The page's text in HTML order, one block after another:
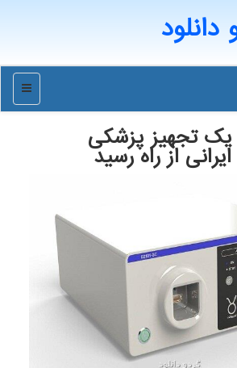
دانلود
منو
یک تجهیز پزشکی
از راه رسید